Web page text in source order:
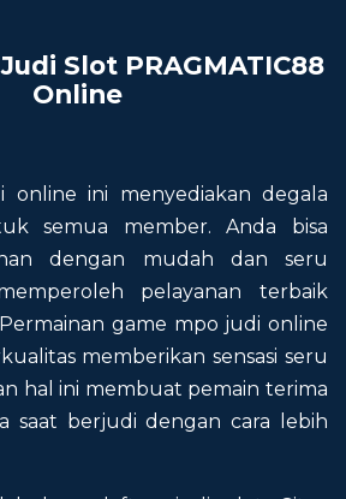
Slot PRAGMATIC88
Online
online ini menyediakan degala
semua member. Anda bisa
dengan mudah dan seru
pelayanan terbaik
game mpo judi online
memberikan sensasi seru
hal ini membuat pemain terima
saat berjudi dengan cara lebih